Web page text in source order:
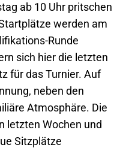
ab 10 Uhr pritschen
werden am
Runde
sich hier die letzten
für das Turnier. Auf
neben den
Atmosphäre. Die
letzten Wochen und
Sitzplätze